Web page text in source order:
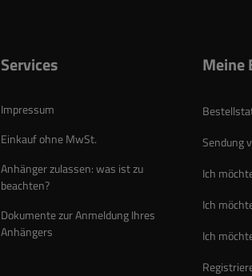
Services
Impressum
Einkauf ohne MwSt.
Anhänger zulassen: was ist zu
beachten?
Dokumente zur Anmeldung Ihres
Anhängers
Meine
Sendung
Ich
Ich
Ich